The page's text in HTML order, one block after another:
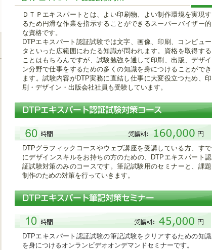
ＤＴＰエキスパートとは、よい印刷物、よい制作環境を実現す
るため円滑な作業を指示することができるスーパーバイザー的
な資格です。
DTPエキスパート認証試験では文字、画像、印刷、コンピュー
タといった広範囲にわたる知識が問われます。資格を取得する
ことはもちろんですが、試験勉強を通して印刷、出版、デザイ
ン分野で仕事をするための多くの知識を身につけることができ
ます。試験内容がDTP実務に直結し仕事に大変役立つため、印
刷・デザイン・出版会社社員も受験しています。
DTPグラフィックコースやウェブ講座を受講している方、すで
にデザインスキルをお持ちの方のための、DTPエキスパート認
証試験対策のみのコースです。筆記試験用のセミナーと、課題
制作のための対策を行っていきます。
DTPエキスパート認証試験の筆記試験をクリアするための知識
を身につけるオンランビデオオンデマンドセミナーです。